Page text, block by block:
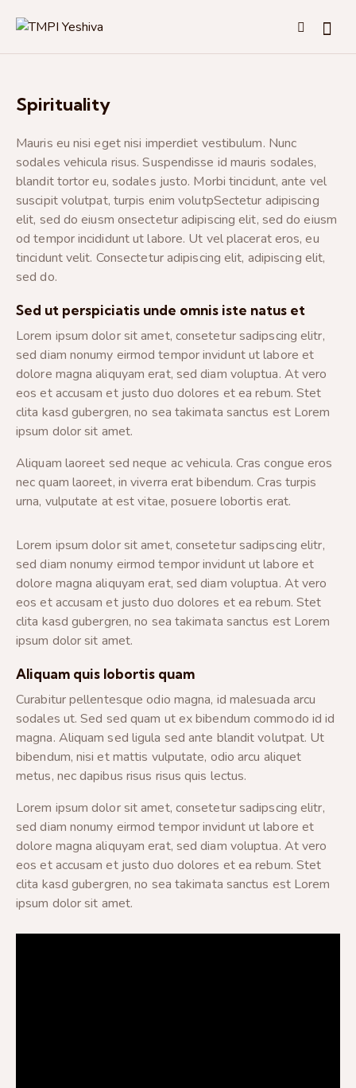
Spirituality
Mauris eu nisi eget nisi imperdiet vestibulum. Nunc
sodales vehicula risus. Suspendisse id mauris sodales,
blandit tortor eu, sodales justo. Morbi tincidunt, ante vel
suscipit volutpat, turpis enim volutpSectetur adipiscing
elit, sed do eiusm onsectetur adipiscing elit, sed do eiusm
od tempor incididunt ut labore. Ut vel placerat eros, eu
tincidunt velit. Consectetur adipiscing elit, adipiscing elit,
sed do.
Sed ut perspiciatis unde omnis iste natus et
Lorem ipsum dolor sit amet, consetetur sadipscing elitr,
sed diam nonumy eirmod tempor invidunt ut labore et
dolore magna aliquyam erat, sed diam voluptua. At vero
eos et accusam et justo duo dolores et ea rebum. Stet
clita kasd gubergren, no sea takimata sanctus est Lorem
ipsum dolor sit amet.
Aliquam laoreet sed neque ac vehicula. Cras congue eros
nec quam laoreet, in viverra erat bibendum. Cras turpis
urna, vulputate at est vitae, posuere lobortis erat.
Lorem ipsum dolor sit amet, consetetur sadipscing elitr,
sed diam nonumy eirmod tempor invidunt ut labore et
dolore magna aliquyam erat, sed diam voluptua. At vero
eos et accusam et justo duo dolores et ea rebum. Stet
clita kasd gubergren, no sea takimata sanctus est Lorem
ipsum dolor sit amet.
Aliquam quis lobortis quam
Curabitur pellentesque odio magna, id malesuada arcu
sodales ut. Sed sed quam ut ex bibendum commodo id id
magna. Aliquam sed ligula sed ante blandit volutpat. Ut
bibendum, nisi et mattis vulputate, odio arcu aliquet
metus, nec dapibus risus risus quis lectus.
Lorem ipsum dolor sit amet, consetetur sadipscing elitr,
sed diam nonumy eirmod tempor invidunt ut labore et
dolore magna aliquyam erat, sed diam voluptua. At vero
eos et accusam et justo duo dolores et ea rebum. Stet
clita kasd gubergren, no sea takimata sanctus est Lorem
ipsum dolor sit amet.